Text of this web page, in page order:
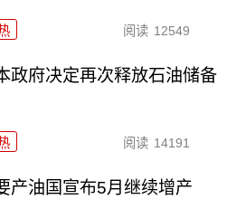
阅读 12549
政府决定再次释放石油储备
阅读 14191
产油国宣布5月继续增产